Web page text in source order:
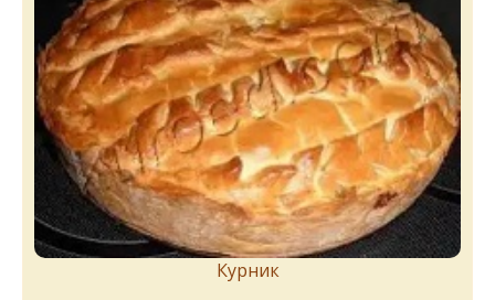
Курник